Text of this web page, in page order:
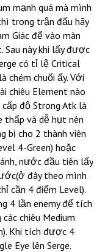
mạnh quá mà mình
trong trận đấu hãy
Giác để vào màn
này khi lấy được
có tỉ lệ Critical
chém chuối ấy. Với
chiêu Element nào
độ Strong Atk là
thấp và dễ hụt nên
bị cho 2 thành viên
4-Green) hoặc
nước đầu tiên lấy
đây theo mình
cần 4 điểm Level).
4 lần enemy để tích
chiêu Medium
Khi tích được 4
Eye lên Serge.